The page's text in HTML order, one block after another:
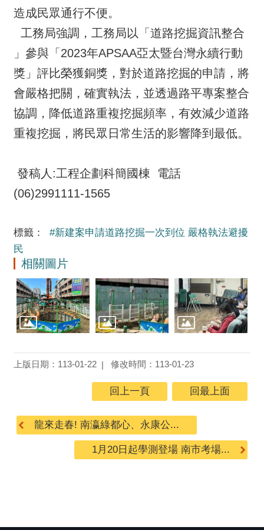
造成民眾通行不便。
工務局強調，工務局以「道路挖掘資訊整合
」參與「2023年APSAA亞太暨台灣永續行動
獎」評比榮獲銅獎，對於道路挖掘的申請，將
會嚴格把關，確實執法，並透過路平專案整合
協調，降低道路重複挖掘頻率，有效減少道路
重複挖掘，將民眾日常生活的影響降到最低。
發稿人:工程企劃科簡國棟 電話
(06)2991111-1565
標籤：
#新建案申請道路挖掘一次到位 嚴格執法避擾
民
相關圖片
上版日期：113-01-22 修改時間：113-01-23
回上一頁 回最上面
龍來走春! 南瀛綠都心、永康公...
1月20日起學測登場 南市考場...